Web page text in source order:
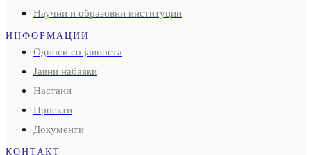
Научни и образовни институции
ИНФОРМАЦИИ
Односи со јавноста
Јавни набавки
Настани
Проекти
Документи
КОНТАКТ